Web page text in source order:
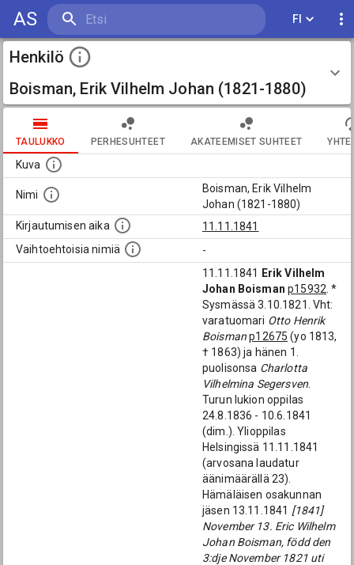
AS FI
Henkilö
Boisman, Erik Vilhelm Johan (1821-1880)
TAULUKKO PERHESUHTEET AKATEEMISET SUHTEET
Kuva
Nimi
Boisman, Erik Vilhelm
Johan (1821-1880)
Kirjautumisen aika
11.11.1841
Vaihtoehtoisia nimiä
-
11.11.1841
Erik Vilhelm
Johan Boisman p15932 . *
Sysmässä 3.10.1821. Vht:
varatuomari Otto Henrik
Boisman p12675 (yo 1813,
† 1863) ja hänen 1.
puolisonsa Charlotta
Vilhelmina Segersven
Turun lukion oppilas
24.8.1836 - 10.6.1841
(dim.). Ylioppilas
Helsingissä 11.11.1841
(arvosana laudatur
äänimäärällä 23).
Hämäläisen osakunnan
jäsen 13.11.1841 [1841]
November 13. Eric Wilhelm
Johan Boisman, född den
3:dje November 1821 uti